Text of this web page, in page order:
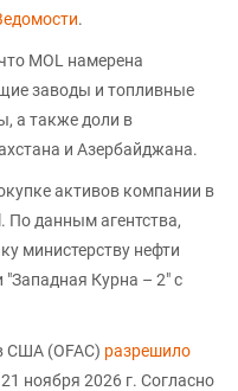
.
MOL намерена
заводы и топливные
а также доли в
и Азербайджана.
активов компании в
По данным агентства,
министерству нефти
Курна – 2" с
США (OFAC) разрешило
ноября 2026 г. Согласно